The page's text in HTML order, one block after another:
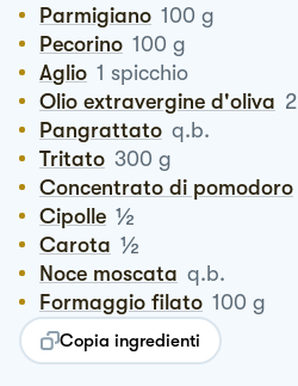
Parmigiano 100 g
Pecorino 100 g
Aglio 1 spicchio
Olio extravergine d'oliva 2
Pangrattato q.b.
Tritato 300 g
Concentrato di pomodoro
Cipolle ½
Carota ½
Noce moscata q.b.
Formaggio filato 100 g
Copia ingredienti